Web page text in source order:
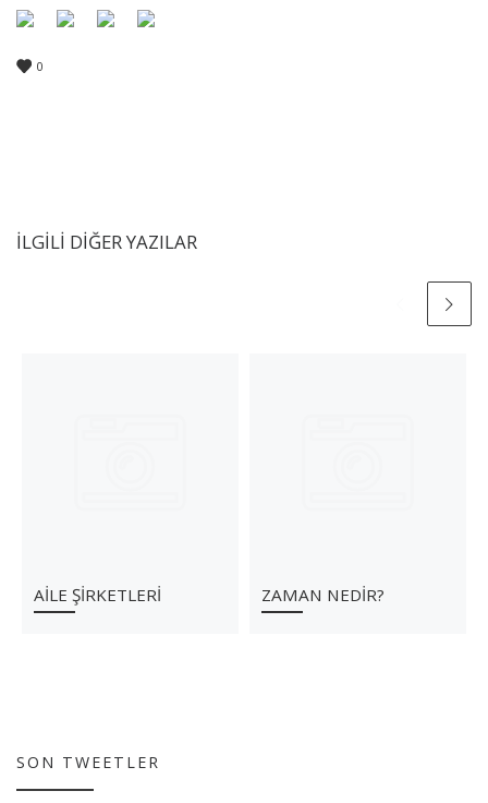
0
İLGILI DIĞER YAZILAR
AİLE ŞİRKETLERİ ZAMAN NEDİR?
SON TWEETLER